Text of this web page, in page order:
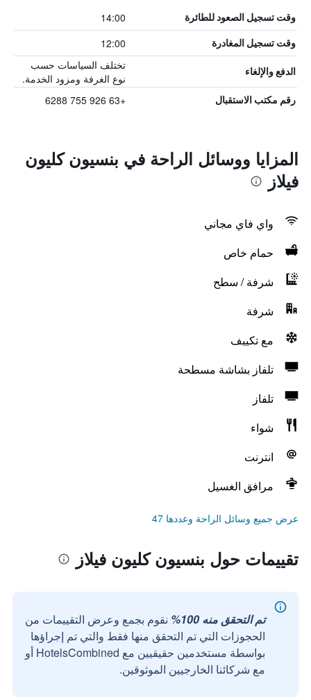
وقت تسجيل الصعود للطائرة 14:00
وقت تسجيل المغادرة 12:00
الدفع والإلغاء
تختلف السياسات حسب
نوع الغرفة ومزود الخدمة.
رقم مكتب الاستقبال +63 926 755 6288
المزايا ووسائل الراحة في بنسيون كليون
فيلاز
واي فاي مجاني
حمام خاص
شرفة / سطح
شرفة
مع تكييف
تلفاز بشاشة مسطحة
تلفاز
شواء
انترنت
مرافق الغسيل
عرض جميع وسائل الراحة وعددها 47
تقييمات حول بنسيون كليون فيلاز
تم التحقق منه 100%
نقوم بجمع وعرض التقييمات من
الحجوزات التي تم التحقق منها فقط والتي تم إجراؤها
بواسطة مستخدمين حقيقيين مع HotelsCombined أو
مع شركائنا الخارجيين الموثوقين.